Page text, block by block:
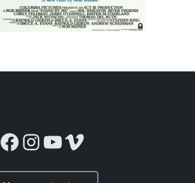
Facebook
Instagram
YouTube
Vimeo